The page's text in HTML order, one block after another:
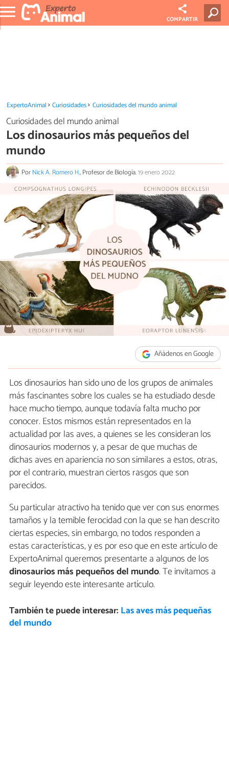
COMPARTIR
ExpertoAnimal Curiosidades Curiosidades del mundo animal
Curiosidades del mundo animal
Los dinosaurios más pequeños del
mundo
PorNick A. Romero H., Profesor de Biología.19 enero 2022
Añádenos en Google
Los dinosaurios han sido uno de los grupos de animales
más fascinantes sobre los cuales se ha estudiado desde
hace mucho tiempo, aunque todavía falta mucho por
conocer. Estos mismos están representados en la
actualidad por las aves, a quienes se les consideran los
dinosaurios modernos y, a pesar de que muchas de
dichas aves en apariencia no son similares a estos, otras,
por el contrario, muestran ciertos rasgos que son
parecidos.
Su particular atractivo ha tenido que ver con sus enormes
tamaños y la temible ferocidad con la que se han descrito
ciertas especies, sin embargo, no todos responden a
estas características, y es por eso que en este artículo de
ExpertoAnimal queremos presentarte a algunos de los
dinosaurios más pequeños del mundo. Te invitamos a
seguir leyendo este interesante artículo.
También te puede interesar: Las aves más pequeñas
del mundo